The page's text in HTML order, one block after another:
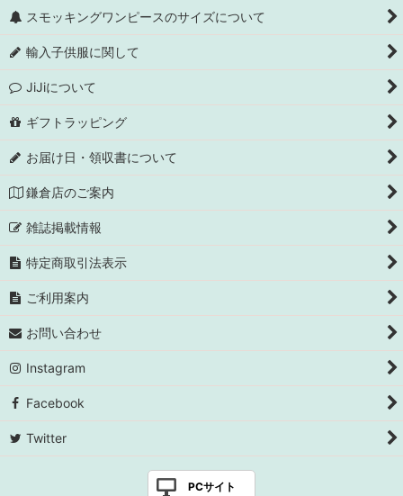
スモッキングワンピースのサイズについて
輸入子供服に関して
JiJiについて
ギフトラッピング
お届け日・領収書について
鎌倉店のご案内
雑誌掲載情報
特定商取引法表示
ご利用案内
お問い合わせ
Instagram
Facebook
Twitter
PCサイト